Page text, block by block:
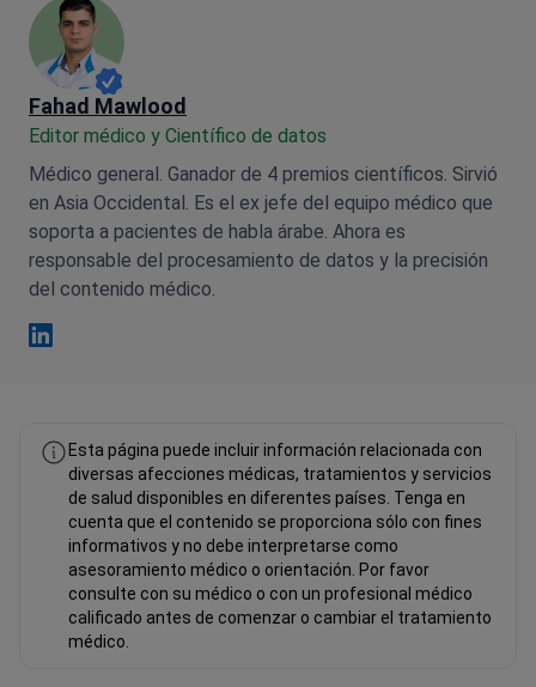
Fahad Mawlood
Editor médico y Científico de datos
Médico general. Ganador de 4 premios científicos. Sirvió
en Asia Occidental. Es el ex jefe del equipo médico que
soporta a pacientes de habla árabe. Ahora es
responsable del procesamiento de datos y la precisión
del contenido médico.
Esta página puede incluir información relacionada con
diversas afecciones médicas, tratamientos y servicios
de salud disponibles en diferentes países. Tenga en
cuenta que el contenido se proporciona sólo con fines
informativos y no debe interpretarse como
asesoramiento médico o orientación. Por favor
consulte con su médico o con un profesional médico
calificado antes de comenzar o cambiar el tratamiento
médico.